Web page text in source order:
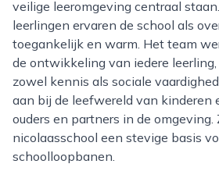
veilige leeromgeving centraal
leerlingen ervaren de school als
toegankelijk en warm. Het team
de ontwikkeling van iedere
zowel kennis als sociale
aan bij de leefwereld van kinderen
ouders en partners in de
nicolaasschool een stevige basis
schoolloopbanen.